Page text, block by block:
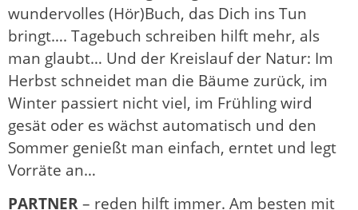
wundervolles (Hör)Buch, das Dich ins Tun
bringt…. Tagebuch schreiben hilft mehr, als
man glaubt… Und der Kreislauf der Natur: Im
Herbst schneidet man die Bäume zurück, im
Winter passiert nicht viel, im Frühling wird
gesät oder es wächst automatisch und den
Sommer genießt man einfach, erntet und legt
Vorräte an…
PARTNER– reden hilft immer. Am besten mit